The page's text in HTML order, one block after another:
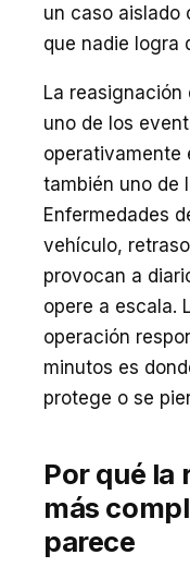
un caso aislado
que nadie logra
La reasignación
uno de los
operativamente
también uno de
Enfermedades
vehículo,
provocan a
opere a escala.
operación
minutos es
protege o se
Por qué la
más
parece